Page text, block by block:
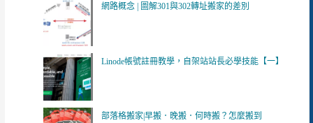
網路概念 | 圖解301與302轉址搬家的差別
Linode帳號註冊教學，自架站站長必學技能【一】
部落格搬家|早搬．晚搬．何時搬？怎麼搬到